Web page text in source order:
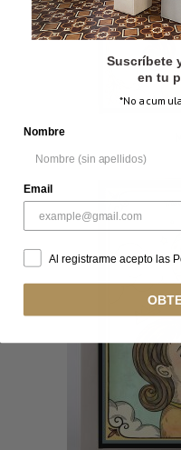
Suscríbete
en tu
*No
Nombre
Email
Al registrarme acepto las